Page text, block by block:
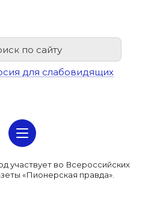
для слабовидящих
участвует во Всероссийских
«Пионерская правда».